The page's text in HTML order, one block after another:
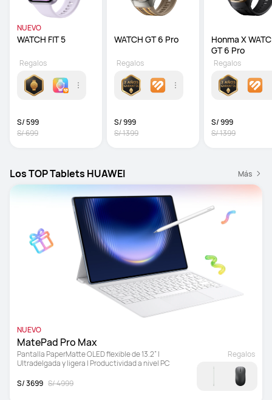
NUEVO
WATCH FIT 5
S/ 599
S/ 699
Regalos
WATCH GT 6 Pro
S/ 999
S/ 1399
Regalos
Honma X
GT 6 Pro
S/ 999
S/ 1399
Regalos
Los TOP Tablets HUAWEI Más
NUEVO
MatePad Pro Max
Pantalla PaperMatte OLED flexible de 13.2” |
Ultradelgada y ligera | Productividad a nivel PC
S/ 3699 S/ 4999
Regalos